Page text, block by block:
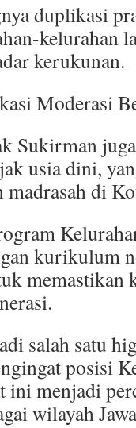
duplikasi
kelurahan
kerukunan.
Moderasi
Sukirman
usia dini,
di
kurikulum
memastikan
salah satu
posisi
ini menjadi
wilayah